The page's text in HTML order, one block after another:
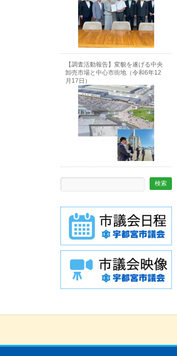
【調査活動報告】変貌を遂げる中央
卸売市場と中心市街地（令和6年12
月17日）